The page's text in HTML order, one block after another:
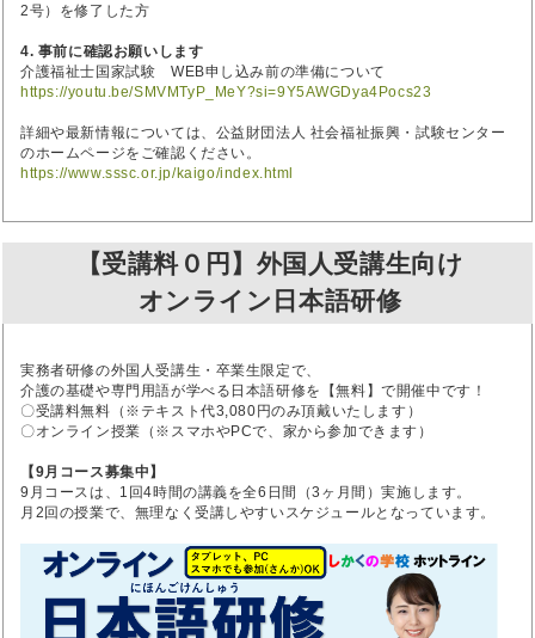
2号）を修了した方
4. 事前に確認お願いします
介護福祉士国家試験 WEB申し込み前の準備について
https://youtu.be/SMVMTyP_MeY?si=9Y5AWGDya4Pocs23
詳細や最新情報については、公益財団法人 社会福祉振興・試験センター
のホームページをご確認ください。
https://www.sssc.or.jp/kaigo/index.html
【受講料０円】外国人受講生向け
オンライン日本語研修
実務者研修の外国人受講生・卒業生限定で、
介護の基礎や専門用語が学べる日本語研修を【無料】で開催中です！
〇受講料無料（※テキスト代3,080円のみ頂戴いたします）
〇オンライン授業（※スマホやPCで、家から参加できます）
【9月コース募集中】
9月コースは、1回4時間の講義を全6日間（3ヶ月間）実施します。
月2回の授業で、無理なく受講しやすいスケジュールとなっています。